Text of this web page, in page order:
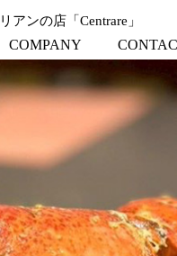
アンの店「Centrare」
COMPANY